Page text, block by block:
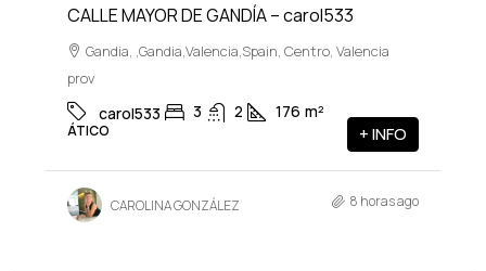
CALLE MAYOR DE GANDÍA – carol533
Gandia, ,Gandia,Valencia,Spain, Centro, Valencia
prov
carol533 3 2 176 m²
ÁTICO + INFO
CAROLINA GONZÁLEZ 8 horas ago